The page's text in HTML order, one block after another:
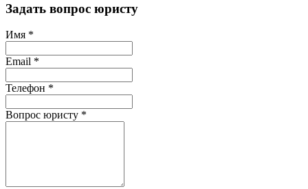
Задать вопрос юристу
Имя *
Email *
Телефон *
Вопрос юристу *